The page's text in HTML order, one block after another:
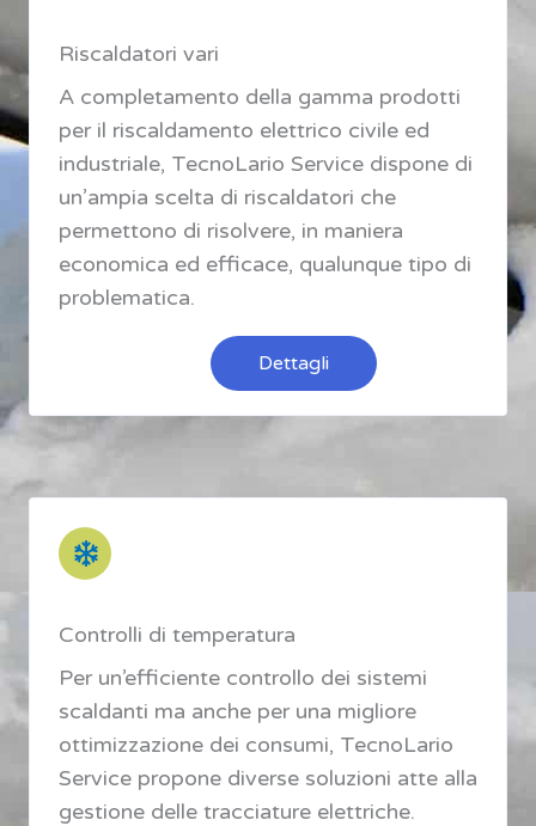
Riscaldatori vari
A completamento della gamma prodotti
per il riscaldamento elettrico civile ed
industriale, TecnoLario Service dispone di
un’ampia scelta di riscaldatori che
permettono di risolvere, in maniera
economica ed efficace, qualunque tipo di
problematica.
Dettagli
Controlli di temperatura
Per un’efficiente controllo dei sistemi
scaldanti ma anche per una migliore
ottimizzazione dei consumi, TecnoLario
Service propone diverse soluzioni atte alla
gestione delle tracciature elettriche.